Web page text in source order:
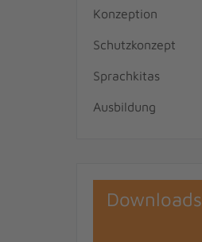
Konzeption
Schutzkonzept
Sprachkitas
Ausbildung
Downloads